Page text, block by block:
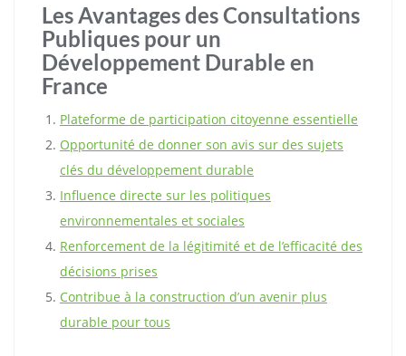
Les Avantages des Consultations
Publiques pour un
Développement Durable en
France
Plateforme de participation citoyenne essentielle
Opportunité de donner son avis sur des sujets
clés du développement durable
Influence directe sur les politiques
environnementales et sociales
Renforcement de la légitimité et de l’efficacité des
décisions prises
Contribue à la construction d’un avenir plus
durable pour tous